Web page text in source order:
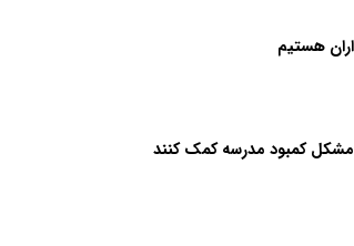
هستیم
کمبود مدرسه کمک کنند